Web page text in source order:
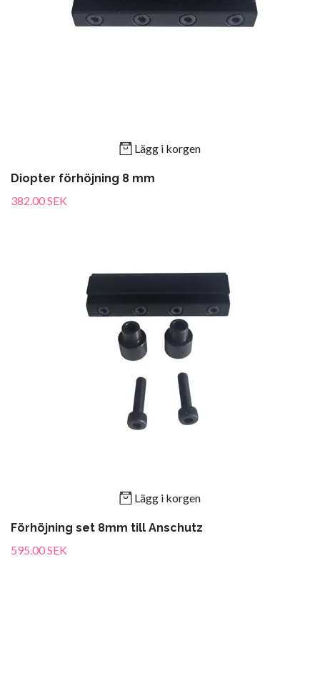
Lägg i korgen
Diopter förhöjning 8 mm
382.00 SEK
Lägg i korgen
Förhöjning set 8mm till Anschutz
595.00 SEK